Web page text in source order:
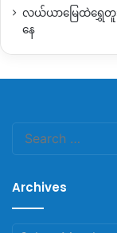
လယ်ယာမြေထဲရွှေတူ
နေ
Archives
Archives